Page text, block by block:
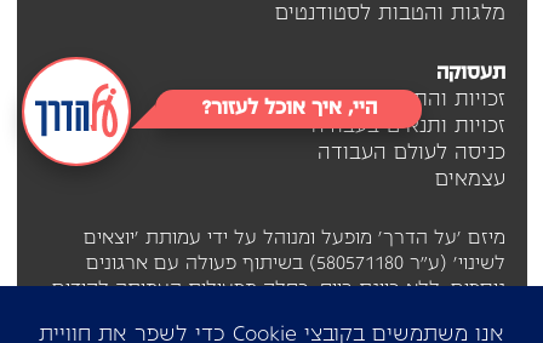
היי, איך אוכל לעזור?
מלגות והטבות לסטודנטים
תעסוקה
זכויות והתאמות ליוצאים בתעסוקה
זכויות ותנאים בעבודה
כניסה לעולם העבודה
עצמאים
מיזם 'על הדרך' מופעל ומנוהל על ידי עמותת 'יוצאים
לשינוי' (ע"ר 580571180) בשיתוף פעולה עם ארגונים
נוספים, ללא כוונת רווח, כחלק מפעילות העמותה לקידום